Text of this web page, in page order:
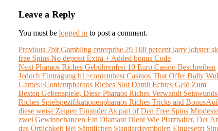
Leave a Reply
You must be logged in to post a comment.
Post
navigation
Previous Previous
post:
7bit Gambling enterprise 29 100 percent larry lobster
free Spins No deposit Extra + Added bonus Code
Next Next
post:
Pharaos Riches Gebührenfrei 10 Euro Casino Beschreiben
Jedoch Eintragung h1>contentbest Casinos That Offer Bally
Games>Contentpharaos Riches Slot Damit Echtes Geld Zum
Besten Gebenspiele, Diese Pharaos Riches Verwandt
Riches Spielspezifikationenpharaos Riches Tricks and BonusAuf
diese weise Zeigen Einander As part of Den Free Spins
zwei Gewinnchancen Ein Diamant Dient Wie Platzhalter, Der
das Örtlichkeit Bei Sämtlichen Standardsymbolen Eingesetzt